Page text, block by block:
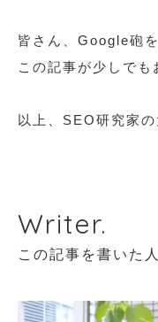
皆さん、Google砲
この記事が少しでも
以上、SEO研究家
Writer.
この記事を書いた人